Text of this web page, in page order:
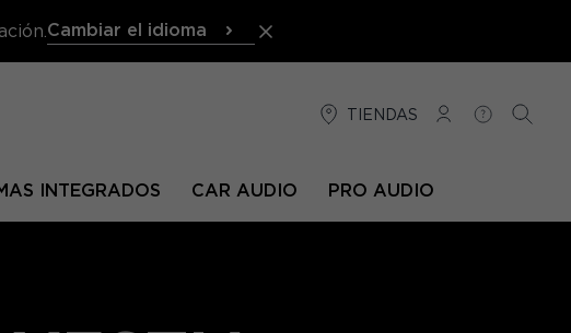
Cambiar el idioma
TIENDAS
CONEXIÓN
AYUDA
INTEGRADOS CAR AUDIO PRO AUDIO